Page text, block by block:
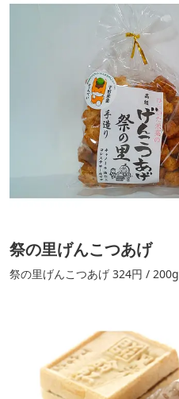
祭の里げんこつあげ
祭の里げんこつあげ 324円 / 200g